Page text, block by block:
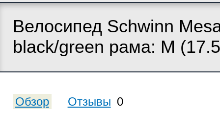
Велосипед Schwinn
black/green рама: M
Обзор Отзывы 0